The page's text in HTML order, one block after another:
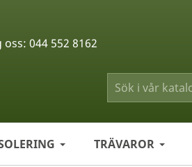
TRÄVAROR
oss: 044 552 8162